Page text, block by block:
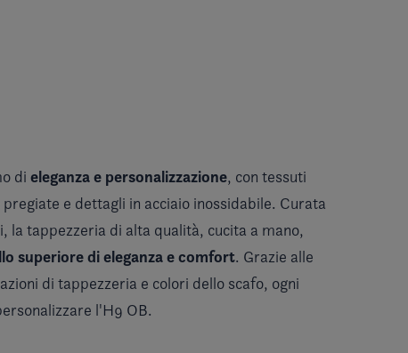
di eleganza e personalizzazione, con tessuti
e dettagli in acciaio inossidabile. Curata
la tappezzeria di alta qualità, cucita a mano,
superiore di eleganza e comfort. Grazie alle
di tappezzeria e colori dello scafo, ogni
l'H9 OB.